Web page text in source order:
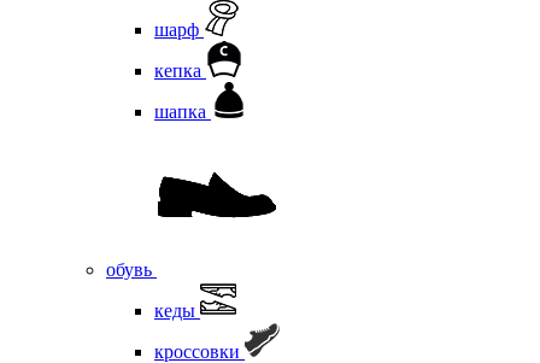
шарф
кепка
шапка
обувь
кеды
кроссовки